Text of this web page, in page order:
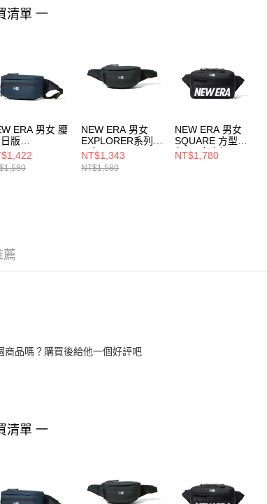
清單 一
ERA 男女 腰
版
NE
NEW ERA 男女
EXPLORER系列
腰包 黑
NE12728355
NT$1,343
NT$1,580
NEW ERA 男女
SQUARE 方型腰
包 黑/文字標
NE12872991
NT$1,780
薦
商品嗎？購買後給他一個好評吧
清單 一